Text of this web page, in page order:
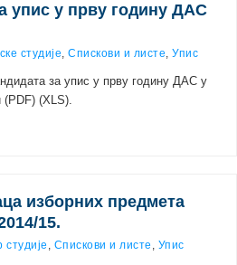
упис у прву годину ДАС
студије,Спискови и листе,Упис
за упис у прву годину ДАС у
(PDF) (XLS).
изборних предмета
15.
студије , Спискови и листе , Упис